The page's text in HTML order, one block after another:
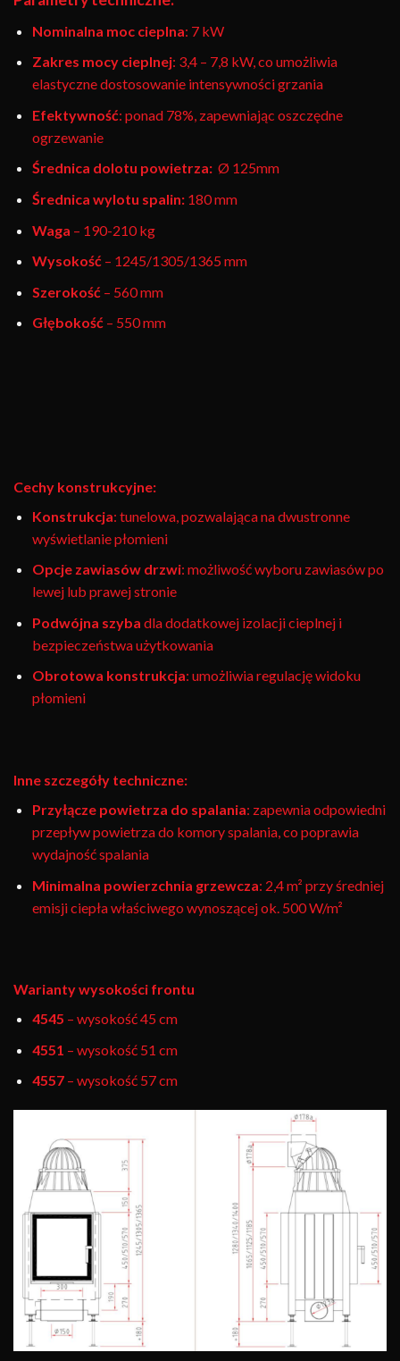
Nominalna moc cieplna: 7 kW
Zakres mocy cieplnej: 3,4 – 7,8 kW, co umożliwia
elastyczne dostosowanie intensywności grzania
Efektywność: ponad 78%, zapewniając oszczędne
ogrzewanie
Średnica dolotu powietrza:Ø 125mm
Średnica wylotu spalin:180 mm
Waga – 190-210 kg
Wysokość– 1245/1305/1365 mm
Szerokość– 560 mm
Głębokość– 550 mm
Cechy konstrukcyjne:
Konstrukcja: tunelowa, pozwalająca na dwustronne
wyświetlanie płomieni
Opcje zawiasów drzwi: możliwość wyboru zawiasów po
lewej lub prawej stronie
Podwójna szyba dla dodatkowej izolacji cieplnej i
bezpieczeństwa użytkowania
Obrotowa konstrukcja: umożliwia regulację widoku
płomieni
Inne szczegóły techniczne:
Przyłącze powietrza do spalania: zapewnia odpowiedni
przepływ powietrza do komory spalania, co poprawia
wydajność spalania
Minimalna powierzchnia grzewcza: 2,4 m² przy średniej
emisji ciepła właściwego wynoszącej ok. 500 W/m²
Warianty wysokości frontu
4545 – wysokość 45 cm
4551 – wysokość 51 cm
4557– wysokość 57 cm